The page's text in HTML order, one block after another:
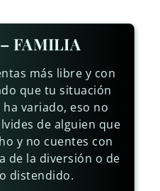
FAMILIA
más libre y con
que tu situación
variado, eso no
de alguien que
y no cuentes con
de la diversión o de
distendido.